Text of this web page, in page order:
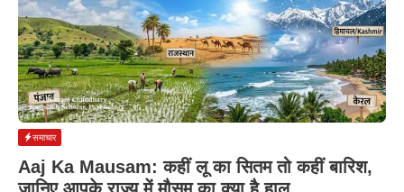
समाचार
Aaj Ka Mausam: कहीं लू का सितम तो कहीं बारिश,